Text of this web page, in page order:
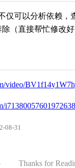
仅可以分析依赖，
除（直接帮忙修改好
video/
08-31
Thanks for